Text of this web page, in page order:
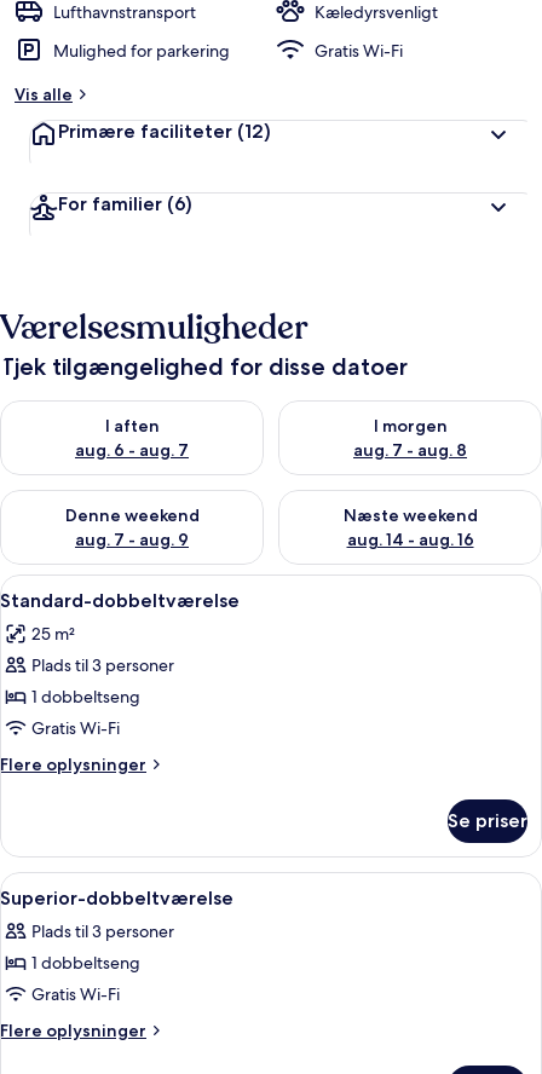
a
f
e
Lufthavnstransport
Kæledyrsvenligt
Mulighed for parkering
Gratis Wi-Fi
Vis alle
Primære faciliteter (12)
For familier (6)
Værelsesmuligheder
Tjek tilgængelighed for disse datoer
I aften
aug. 6 - aug. 7
Tjek tilgængelighed for i aften aug. 6 - aug. 7
I morgen
aug. 7 - aug. 8
Tjek tilgængelighed for i
Denne weekend
aug. 7 - aug. 9
Tjek tilgængelighed for denne weekend aug. 7 - aug. 9
Næste weekend
aug. 14 - aug. 16
Tjek tilgængelighed for næste
Indlæs
alle
billeder
af
Standard-
dobbeltværelse
To skåle til kæledyr på et blåt tæppe
1
Standard-dobbeltværelse
25 m²
Plads til 3 personer
1 dobbeltseng
Gratis Wi-Fi
Flere oplysninger
Flere
dobbeltværelse
Se priser
Indlæs
alle
billeder
af
Superior-
dobbeltværelse
Et moderne hotelværelse med en
9
Superior-dobbeltværelse
Plads til 3 personer
1 dobbeltseng
Gratis Wi-Fi
Flere oplysninger
Flere